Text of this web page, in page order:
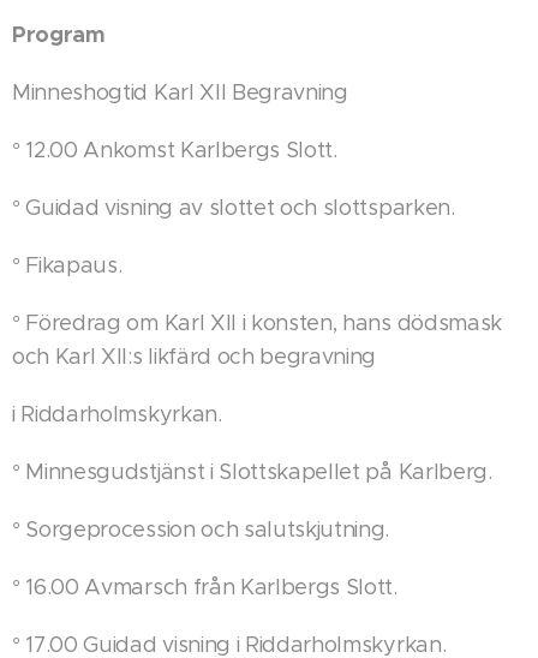
Program
Minneshogtid Karl XII Begravning
° 12.00 Ankomst Karlbergs Slott.
° Guidad visning av slottet och slottsparken.
° Fikapaus.
° Föredrag om Karl XII i konsten, hans dödsmask
och Karl XII:s likfärd och begravning
i Riddarholmskyrkan.
° Minnesgudstjänst i Slottskapellet på Karlberg.
° Sorgeprocession och salutskjutning.
° 16.00 Avmarsch från Karlbergs Slott.
° 17.00 Guidad visning i Riddarholmskyrkan.